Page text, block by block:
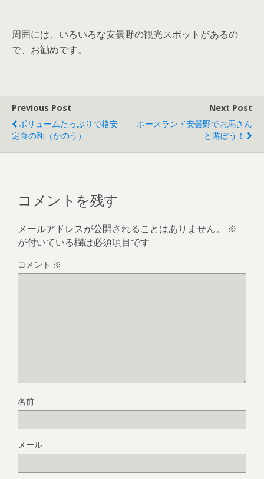
周囲には、いろいろな安曇野の観光スポットがあるの
で、お勧めです。
Previous Post
ボリュームたっぷりで格安
定食の和（かのう）
Next Post
ホースランド安曇野でお馬さん
と遊ぼう！
コメントを残す
メールアドレスが公開されることはありません。
※
が付いている欄は必須項目です
コメント ※
名前
メール